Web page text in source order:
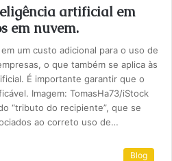
artificial em
em nuvem.
um custo adicional para o uso de
o que também se aplica às
É importante garantir que o
Imagem: TomasHa73/iStock
“tributo do recipiente”, que se
ao correto uso de…
Blog